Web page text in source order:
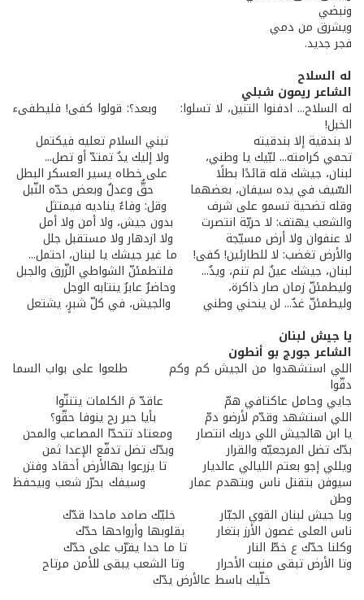
ونبضي
ويشرق من دمي
فجر جديد.
له السلاح
الشاعر ريمون شبلي
له السلاح... ادفنوا التنين، لا تسلوا: وبعد؟: قولوا كفى! فليطفىء
الخبل!
لا بندقية إلا بندقيته تبني السلام تعليه فيكتمل
تحمي كرامته... لبّيك يا وطني، ولا إليك يدٌ تمتدّ أو تصل...
لبنان، جيشك قله قائدًا بطلًا على خطاه يسير العسكر البطل
السّيف في يده سيفان، بعضهما حقٌّ وعدلٌ وبعض حدّه النّبل
وقله تضحية تسمو على شرف وقل: وفاءٌ يناديه فيمتثل
والشعب يهتف: لا حريّة انتصرت بدون جيش، ولا أمن ولا أمل
لا عنفوان ولا أرض مسيّجة ولا ازدهار ولا مستقبل جلل
والأرض تغضب: لا للطارئين! كفى! ما غير جيشك يا لبنان، احتمل...
لبنان، جيشك عينٌ لم تنم، ويدٌ... فلتطمئنّ الشواطي الزّرق والجبل
وليطمئنّ زمان صار ذاكرة، وحاضرٌ عابرٌ ينتابه الوجل
وليطمئنّ غدٌ... لن ينحني وطني والجيش، في كلّ شبرٍ، يشتعل
يا جيش لبنان
الشاعر جورج بو أنطون
اللي استشهدوا من الجيش كم وكم طلعوا على بواب السما
دقّوا
جايي وحامل عاكتافي همّ عاقدّ مَ الكلمات يتنتّوا
اللي استشهد وقدّم لأرضو دمّ بأيا حبر رح ينوفا حقّو؟
يا ابن هالجيش اللي دربك انتصار ومعتاد تتحدّا المصاعب والمحن
بدّك تضل المرجعيّه والقرار وبدّك تضل تدفّع الإعدا ثمن
ويللي إجو بعتم الليالي عالديار تا يزرعوا بهالأرض أحقاد وفتن
سيوفن بتقتل ناس وبتهدم عمار وسيفك بحرّر شعب وبيحفظ
وطن
ويا جيش لبنان القوي الجبّار خليّك صامد ماحدا قدّك
ناس العلى غصون الأرز بتغار بقلوبها وأرواحها حدّك
وكلنا حدّك ع خطّ النار تا ما حدا يقرّب على حدّك
وتا الأرض تبقى منبت الأحرار وتا الشعب يبقى للأمن مرتاح
خلّيك باسط عالأرض يدّك